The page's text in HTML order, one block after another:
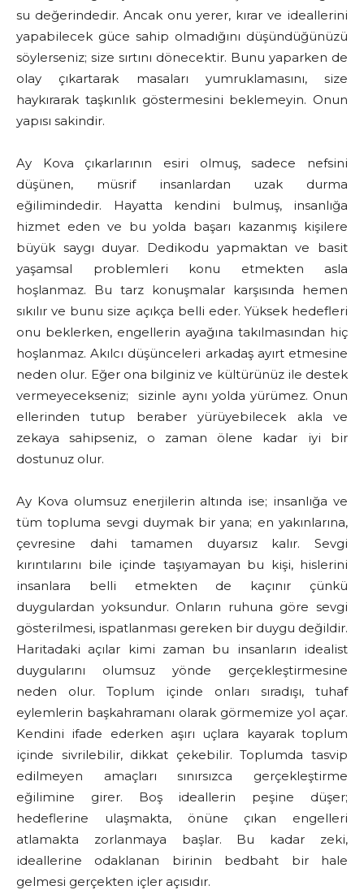
su değerindedir. Ancak onu yerer, kırar ve ideallerini
yapabilecek güce sahip olmadığını düşündüğünüzü
söylerseniz; size sırtını dönecektir. Bunu yaparken de
olay çıkartarak masaları yumruklamasını, size
haykırarak taşkınlık göstermesini beklemeyin. Onun
yapısı sakindir.
Ay Kova çıkarlarının esiri olmuş, sadece nefsini
düşünen, müsrif insanlardan uzak durma
eğilimindedir. Hayatta kendini bulmuş, insanlığa
hizmet eden ve bu yolda başarı kazanmış kişilere
büyük saygı duyar. Dedikodu yapmaktan ve basit
yaşamsal problemleri konu etmekten asla
hoşlanmaz. Bu tarz konuşmalar karşısında hemen
sıkılır ve bunu size açıkça belli eder. Yüksek hedefleri
onu beklerken, engellerin ayağına takılmasından hiç
hoşlanmaz. Akılcı düşünceleri arkadaş ayırt etmesine
neden olur. Eğer ona bilginiz ve kültürünüz ile destek
vermeyecekseniz; sizinle aynı yolda yürümez. Onun
ellerinden tutup beraber yürüyebilecek akla ve
zekaya sahipseniz, o zaman ölene kadar iyi bir
dostunuz olur.
Ay Kova olumsuz enerjilerin altında ise; insanlığa ve
tüm topluma sevgi duymak bir yana; en yakınlarına,
çevresine dahi tamamen duyarsız kalır. Sevgi
kırıntılarını bile içinde taşıyamayan bu kişi, hislerini
insanlara belli etmekten de kaçınır çünkü
duygulardan yoksundur. Onların ruhuna göre sevgi
gösterilmesi, ispatlanması gereken bir duygu değildir.
Haritadaki açılar kimi zaman bu insanların idealist
duygularını olumsuz yönde gerçekleştirmesine
neden olur. Toplum içinde onları sıradışı, tuhaf
eylemlerin başkahramanı olarak görmemize yol açar.
Kendini ifade ederken aşırı uçlara kayarak toplum
içinde sivrilebilir, dikkat çekebilir. Toplumda tasvip
edilmeyen amaçları sınırsızca gerçekleştirme
eğilimine girer. Boş ideallerin peşine düşer;
hedeflerine ulaşmakta, önüne çıkan engelleri
atlamakta zorlanmaya başlar. Bu kadar zeki,
ideallerine odaklanan birinin bedbaht bir hale
gelmesi gerçekten içler açısıdır.